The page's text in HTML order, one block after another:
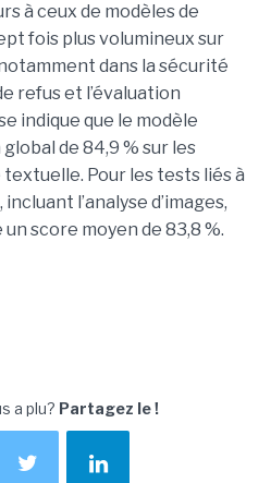
à ceux de modèles de
fois plus volumineux sur
dans la sécurité
refus et l’évaluation
indique que le modèle
de 84,9 % sur les
Pour les tests liés à
l’analyse d’images,
score moyen de 83,8 %.
a plu? Partagez le !